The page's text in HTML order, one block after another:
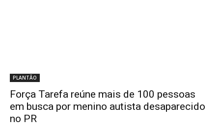
PLANTÃO
Força Tarefa reúne mais de 100 pessoas
em busca por menino autista desaparecido
no PR